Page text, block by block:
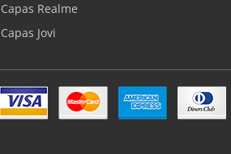
Capas Realme
Capas Jovi